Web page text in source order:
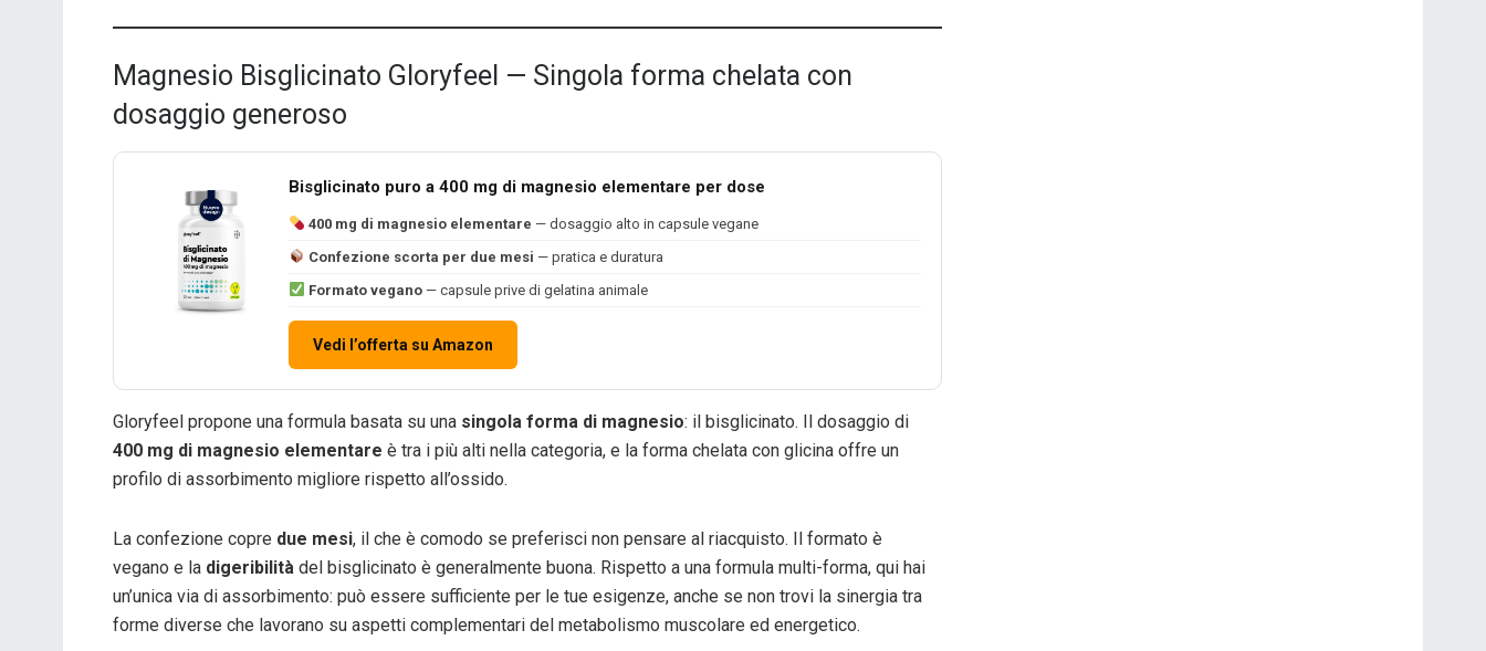
Magnesio Bisglicinato Gloryfeel — Singola forma chelata con
dosaggio generoso
Bisglicinato puro a 400 mg di magnesio elementare per dose
400 mg di magnesio elementare — dosaggio alto in capsule vegane
Confezione scorta per due mesi — pratica e duratura
Formato vegano— capsule prive di gelatina animale
Vedi l’offerta su Amazon
Gloryfeel propone una formula basata su una singola forma di magnesio: il bisglicinato. Il dosaggio di
400 mg di magnesio elementare è tra i più alti nella categoria, e la forma chelata con glicina offre un
profilo di assorbimento migliore rispetto all’ossido.
La confezione copre due mesi, il che è comodo se preferisci non pensare al riacquisto. Il formato è
vegano e la digeribilità del bisglicinato è generalmente buona. Rispetto a una formula multi-forma, qui hai
un’unica via di assorbimento: può essere sufficiente per le tue esigenze, anche se non trovi la sinergia tra
forme diverse che lavorano su aspetti complementari del metabolismo muscolare ed energetico.